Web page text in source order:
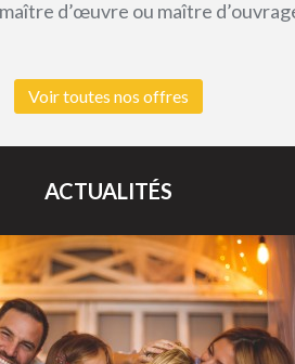
d’œuvre ou maître
Voir toutes nos offres
ACTUALITÉS